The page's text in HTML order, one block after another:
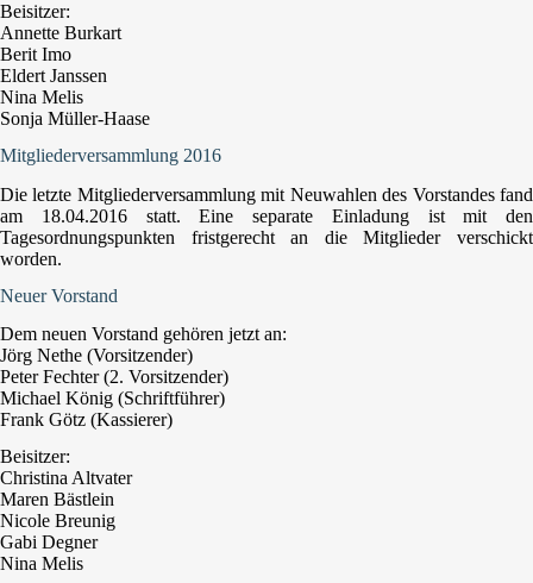
Beisitzer:
Annette Burkart
Berit Imo
Eldert Janssen
Nina Melis
Sonja Müller-Haase
Mitgliederversammlung 2016
Die letzte Mitgliederversammlung mit Neuwahlen des Vorstandes fand
am 18.04.2016 statt. Eine separate Einladung ist mit den
Tagesordnungspunkten fristgerecht an die Mitglieder verschickt
worden.
Neuer Vorstand
Dem neuen Vorstand gehören jetzt an:
Jörg Nethe (Vorsitzender)
Peter Fechter (2. Vorsitzender)
Michael König (Schriftführer)
Frank Götz (Kassierer)
Beisitzer:
Christina Altvater
Maren Bästlein
Nicole Breunig
Gabi Degner
Nina Melis